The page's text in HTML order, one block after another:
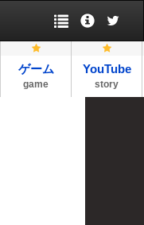
ゲーム
game
YouTube
story